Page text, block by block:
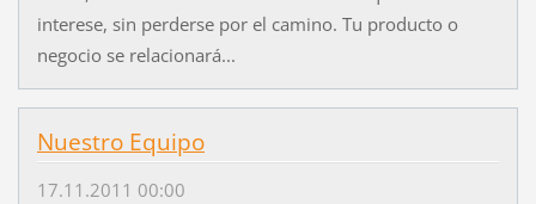
interese, sin perderse por el camino. Tu producto o
negocio se relacionará...
Nuestro Equipo
17.11.2011 00:00